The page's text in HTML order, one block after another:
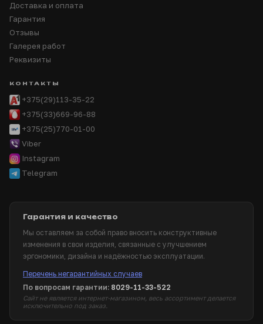
Доставка и оплата
Гарантия
Отзывы
Галерея работ
Реквизиты
КОНТАКТЫ
+375(29)113-35-22
+375(33)669-96-88
+375(25)770-01-00
Viber
Instagram
Telegram
Гарантия и качество
Мы оставляем за собой право вносить конструктивные
изменения в свои изделия, связанные с улучшением
эргономики, дизайна и надёжностью эксплуатации.
Перечень негарантийных случаев
По вопросам гарантии: 8029-11-33-522
Сайт не является интернет-магазином, весь ассортимент делается
исключительно под заказ.